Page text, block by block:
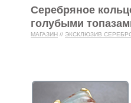
Серебряное
голубыми
МАГАЗИН // ЭКСКЛЮЗИВ